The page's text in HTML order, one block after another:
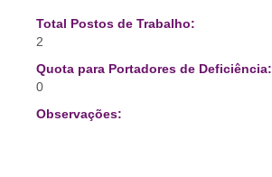
Total Postos de Trabalho:
2
Quota para Portadores de Deficiência:
0
Observações: